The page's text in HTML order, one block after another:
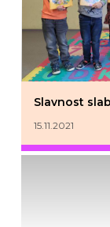
Slavnost
15.11.2021